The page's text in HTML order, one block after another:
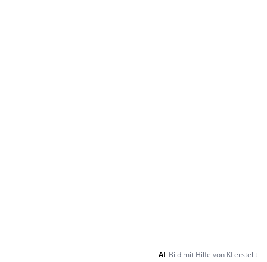
AI Bild mit Hilfe von KI erstellt